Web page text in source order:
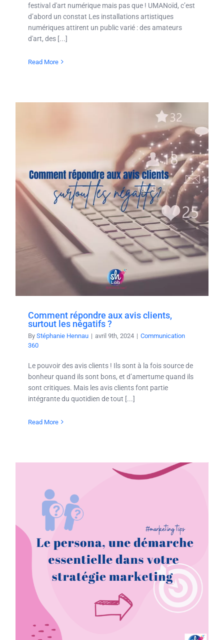
festival d'art numérique mais pas que ! UMANoïd, c’est
d’abord un constat Les installations artistiques
numériques attirent un public varié : des amateurs
d'art, des [...]
Read More
Comment répondre aux avis clients,
surtout les négatifs ?
By Stéphanie Hennau | avril 9th, 2024 | Communication
360
Le pouvoir des avis clients ! Ils sont à la fois source de
bonheur quand ils sont bons, et d’amertume quand ils
sont critiques. Mais les avis clients font partie
intégrante du quotidien de tout [...]
Read More